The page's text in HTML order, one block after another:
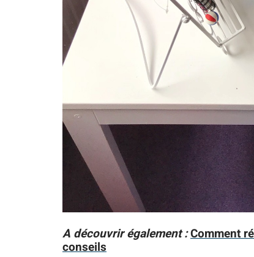
A découvrir également :Comment
conseils